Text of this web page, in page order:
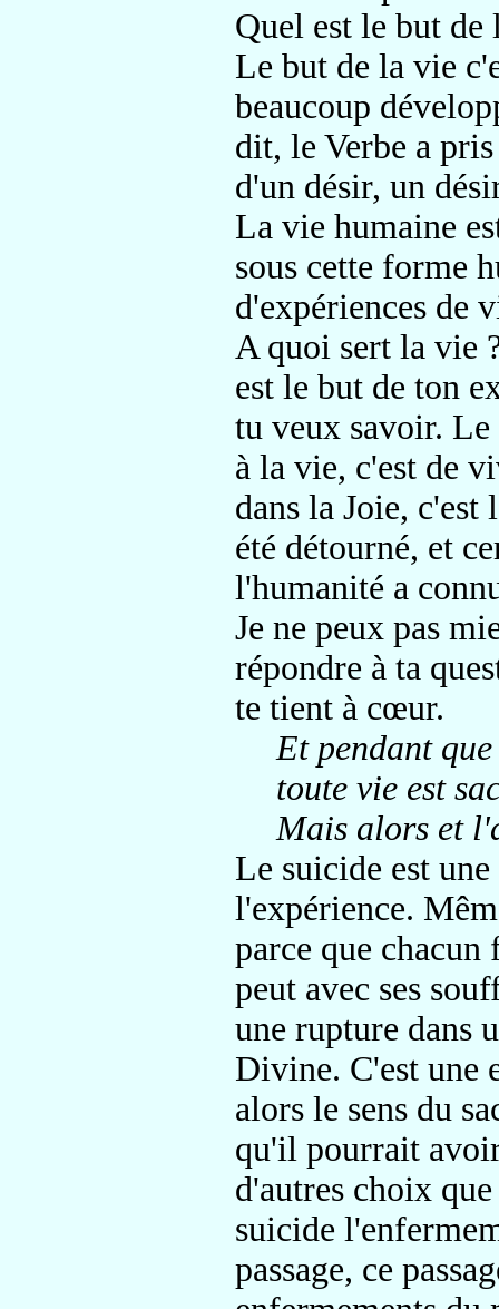
Quel est le but
Le but de la vie
beaucoup
dit, le Verbe a
d'un désir, un
La vie humaine
sous cette forme
d'expériences de
A quoi sert la vie
est le but de ton
tu veux savoir. Le
à la vie, c'est de
dans la Joie,
été détourné, et
l'humanité a
Je ne peux pas
répondre à ta
te tient à cœur.
Et pendant
toute vie est
Mais alors et
Le suicide est
l'expérience.
parce que
peut avec ses
une rupture dans
Divine. C'est une
alors le sens du
qu'il pourrait
d'autres choix
suicide
passage, ce